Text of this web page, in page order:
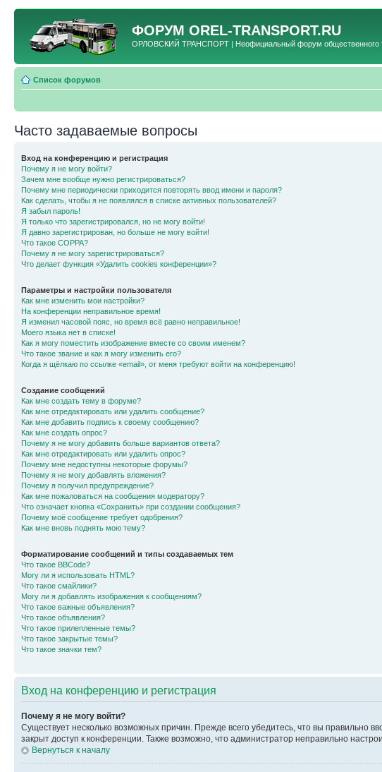
ФОРУМ OREL-TRANSPORT.RU
ОРЛОВСКИЙ ТРАНСПОРТ | Неофициальный форум общественного
Список форумов
Часто задаваемые вопросы
Вход на конференцию и регистрация
Почему я не могу войти?
Зачем мне вообще нужно регистрироваться?
Почему мне периодически приходится повторять ввод имени и пароля?
Как сделать, чтобы я не появлялся в списке активных пользователей?
Я забыл пароль!
Я только что зарегистрировался, но не могу войти!
Я давно зарегистрирован, но больше не могу войти!
Что такое COPPA?
Почему я не могу зарегистрироваться?
Что делает функция «Удалить cookies конференции»?
Параметры и настройки пользователя
Как мне изменить мои настройки?
На конференции неправильное время!
Я изменил часовой пояс, но время всё равно неправильное!
Моего языка нет в списке!
Как я могу поместить изображение вместе со своим именем?
Что такое звание и как я могу изменить его?
Когда я щёлкаю по ссылке «email», от меня требуют войти на конференцию!
Создание сообщений
Как мне создать тему в форуме?
Как мне отредактировать или удалить сообщение?
Как мне добавить подпись к своему сообщению?
Как мне создать опрос?
Почему я не могу добавить больше вариантов ответа?
Как мне отредактировать или удалить опрос?
Почему мне недоступны некоторые форумы?
Почему я не могу добавлять вложения?
Почему я получил предупреждение?
Как мне пожаловаться на сообщения модератору?
Что означает кнопка «Сохранить» при создании сообщения?
Почему моё сообщение требует одобрения?
Как мне вновь поднять мою тему?
Форматирование сообщений и типы создаваемых тем
Что такое BBCode?
Могу ли я использовать HTML?
Что такое смайлики?
Могу ли я добавлять изображения к сообщениям?
Что такое важные объявления?
Что такое объявления?
Что такое прилепленные темы?
Что такое закрытые темы?
Что такое значки тем?
Вход на конференцию и регистрация
Почему я не могу войти?
Существует несколько возможных причин. Прежде всего убедитесь, что вы правильно
закрыт доступ к конференции. Также возможно, что администратор неправильно
Вернуться к началу